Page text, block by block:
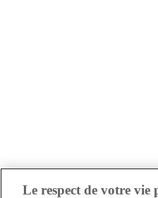
Le respect de votre vie